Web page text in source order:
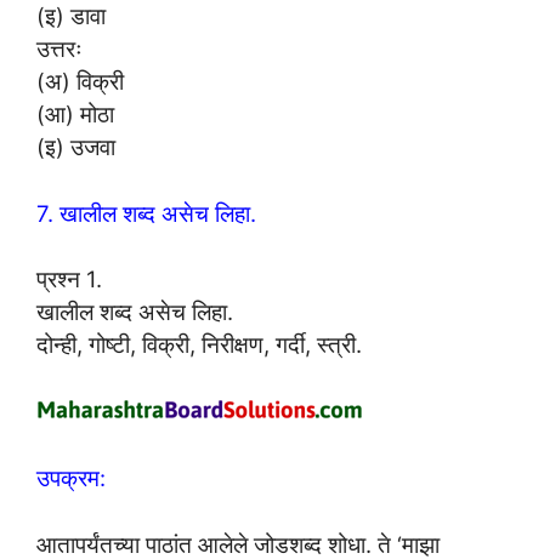
(इ) डावा
उत्तरः
(अ) विक्री
(आ) मोठा
(इ) उजवा
7. खालील शब्द असेच लिहा.
प्रश्न 1.
खालील शब्द असेच लिहा.
दोन्ही, गोष्टी, विक्री, निरीक्षण, गर्दी, स्त्री.
उपक्रम:
आतापर्यंतच्या पाठांत आलेले जोडशब्द शोधा. ते ‘माझा